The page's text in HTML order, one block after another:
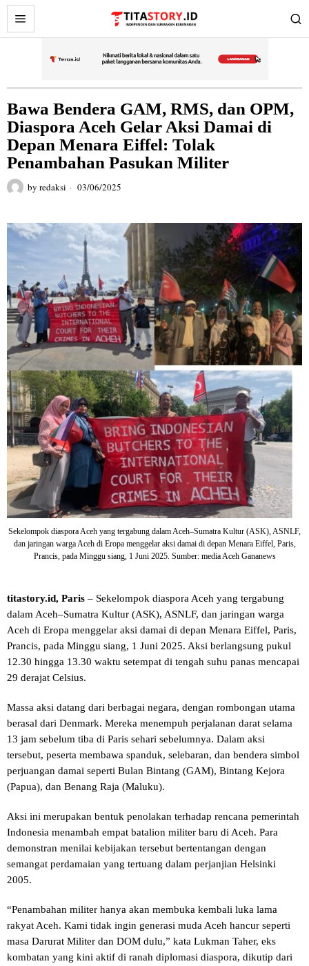
Bawa Bendera GAM, RMS, dan OPM,
Diaspora Aceh Gelar Aksi Damai di
Depan Menara Eiffel: Tolak
Penambahan Pasukan Militer
by redaksi 03/06/2025
Sekelompok diaspora Aceh yang tergabung dalam Aceh–Sumatra Kultur (ASK), ASNLF,
dan jaringan warga Aceh di Eropa menggelar aksi damai di depan Menara Eiffel, Paris,
Prancis, pada Minggu siang, 1 Juni 2025. Sumber: media Aceh Gananews
titastory.id, Paris – Sekelompok diaspora Aceh yang tergabung
dalam Aceh–Sumatra Kultur (ASK), ASNLF, dan jaringan warga
Aceh di Eropa menggelar aksi damai di depan Menara Eiffel, Paris,
Prancis, pada Minggu siang, 1 Juni 2025. Aksi berlangsung pukul
12.30 hingga 13.30 waktu setempat di tengah suhu panas mencapai
29 derajat Celsius.
Massa aksi datang dari berbagai negara, dengan rombongan utama
berasal dari Denmark. Mereka menempuh perjalanan darat selama
13 jam sebelum tiba di Paris sehari sebelumnya. Dalam aksi
tersebut, peserta membawa spanduk, selebaran, dan bendera simbol
perjuangan damai seperti Bulan Bintang (GAM), Bintang Kejora
(Papua), dan Benang Raja (Maluku).
Aksi ini merupakan bentuk penolakan terhadap rencana pemerintah
Indonesia menambah empat batalion militer baru di Aceh. Para
demonstran menilai kebijakan tersebut bertentangan dengan
semangat perdamaian yang tertuang dalam perjanjian Helsinki
2005.
“Penambahan militer hanya akan membuka kembali luka lama
rakyat Aceh. Kami tidak ingin generasi muda Aceh hancur seperti
masa Darurat Militer dan DOM dulu,” kata Lukman Taher, eks
kombatan yang kini aktif di ranah diplomasi diaspora, dikutip dari